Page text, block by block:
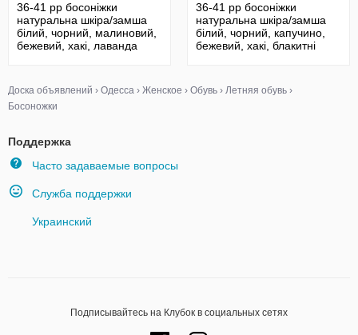
36-41 рр босоніжки
натуральна шкіра/замша
білий, чорний, малиновий,
бежевий, хакі, лаванда
36-41 рр босоніжки
натуральна шкіра/замша
білий, чорний, капучино,
бежевий, хакі, блакитні
Доска объявлений › Одесса › Женское › Обувь › Летняя обувь ›
Босоножки
Поддержка
Часто задаваемые вопросы
Служба поддержки
Украинский
Подписывайтесь на Клубок в социальных сетях